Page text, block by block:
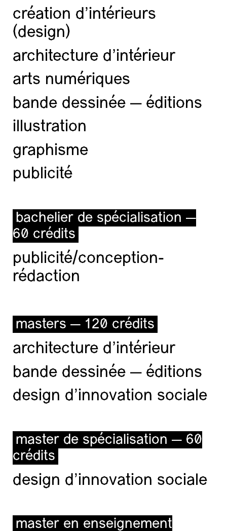
création d'intérieurs
(design)
architecture d’intérieur
arts numériques
bande dessinée — éditions
illustration
graphisme
publicité
bachelier de spécialisation —
60 crédits
publicité/conception-
rédaction
masters — 120 crédits
architecture d’intérieur
bande dessinée — éditions
design d'innovation sociale
master de spécialisation — 60
crédits
design d'innovation sociale
master en enseignement